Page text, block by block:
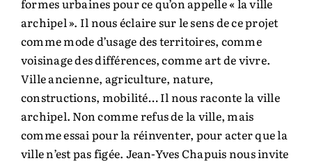
formes urbaines pour ce qu’on appelle « la ville
archipel ». Il nous éclaire sur le sens de ce projet
comme mode d’usage des territoires, comme
voisinage des différences, comme art de vivre.
Ville ancienne, agriculture, nature,
constructions, mobilité… Il nous raconte la ville
archipel. Non comme refus de la ville, mais
comme essai pour la réinventer, pour acter que la
ville n’est pas figée. Jean-Yves Chapuis nous invite